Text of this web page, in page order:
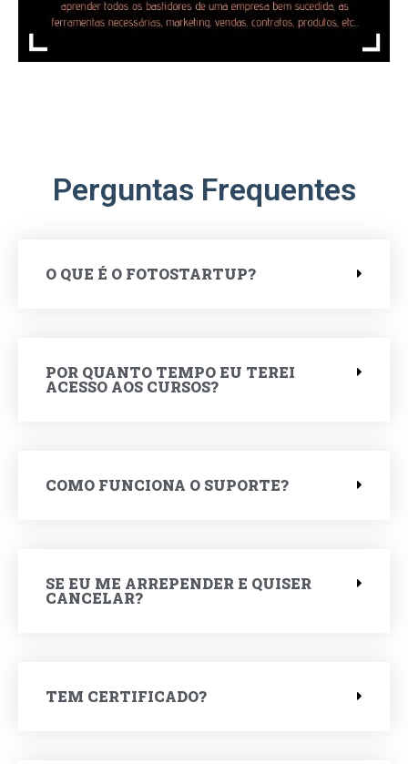
Perguntas Frequentes
O QUE É O FOTOSTARTUP?
POR QUANTO TEMPO EU TEREI
ACESSO AOS CURSOS?
COMO FUNCIONA O SUPORTE?
SE EU ME ARREPENDER E QUISER
CANCELAR?
TEM CERTIFICADO?